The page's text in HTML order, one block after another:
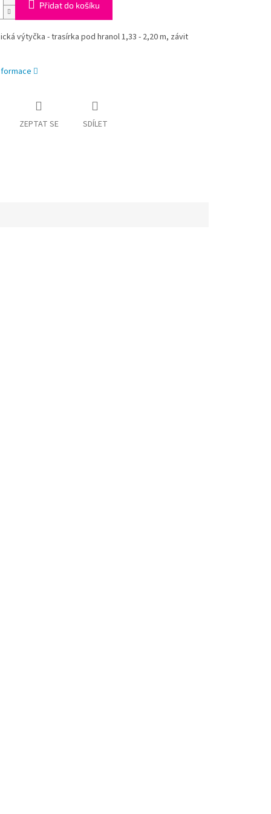
Přidat do košíku
výtyčka - trasírka pod hranol 1,33 - 2,20 m, závit
ZEPTAT SE SDÍLET